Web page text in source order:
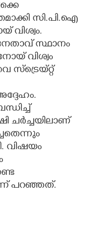
സി.പി.ഐ
വിശ്വം.
സ്ഥാനം
വിശ്വം
സ്ട്രെയ്റ്റ്
ചർച്ചയിലാണ്
വിഷയം
പറഞ്ഞത്.